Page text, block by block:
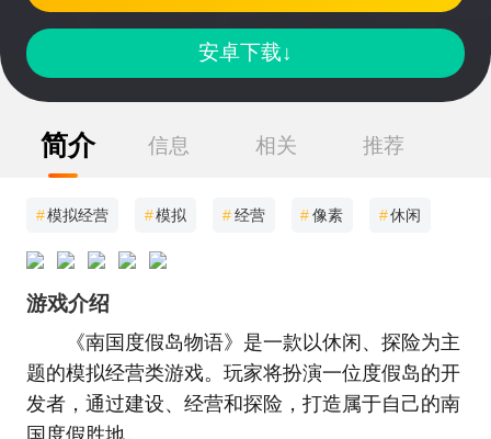
安卓下载↓
简介 信息 相关 推荐
#模拟经营 #模拟 #经营 #像素 #休闲
游戏介绍
《南国度假岛物语》是一款以休闲、探险为主
题的模拟经营类游戏。玩家将扮演一位度假岛的开
发者，通过建设、经营和探险，打造属于自己的南
国度假胜地。